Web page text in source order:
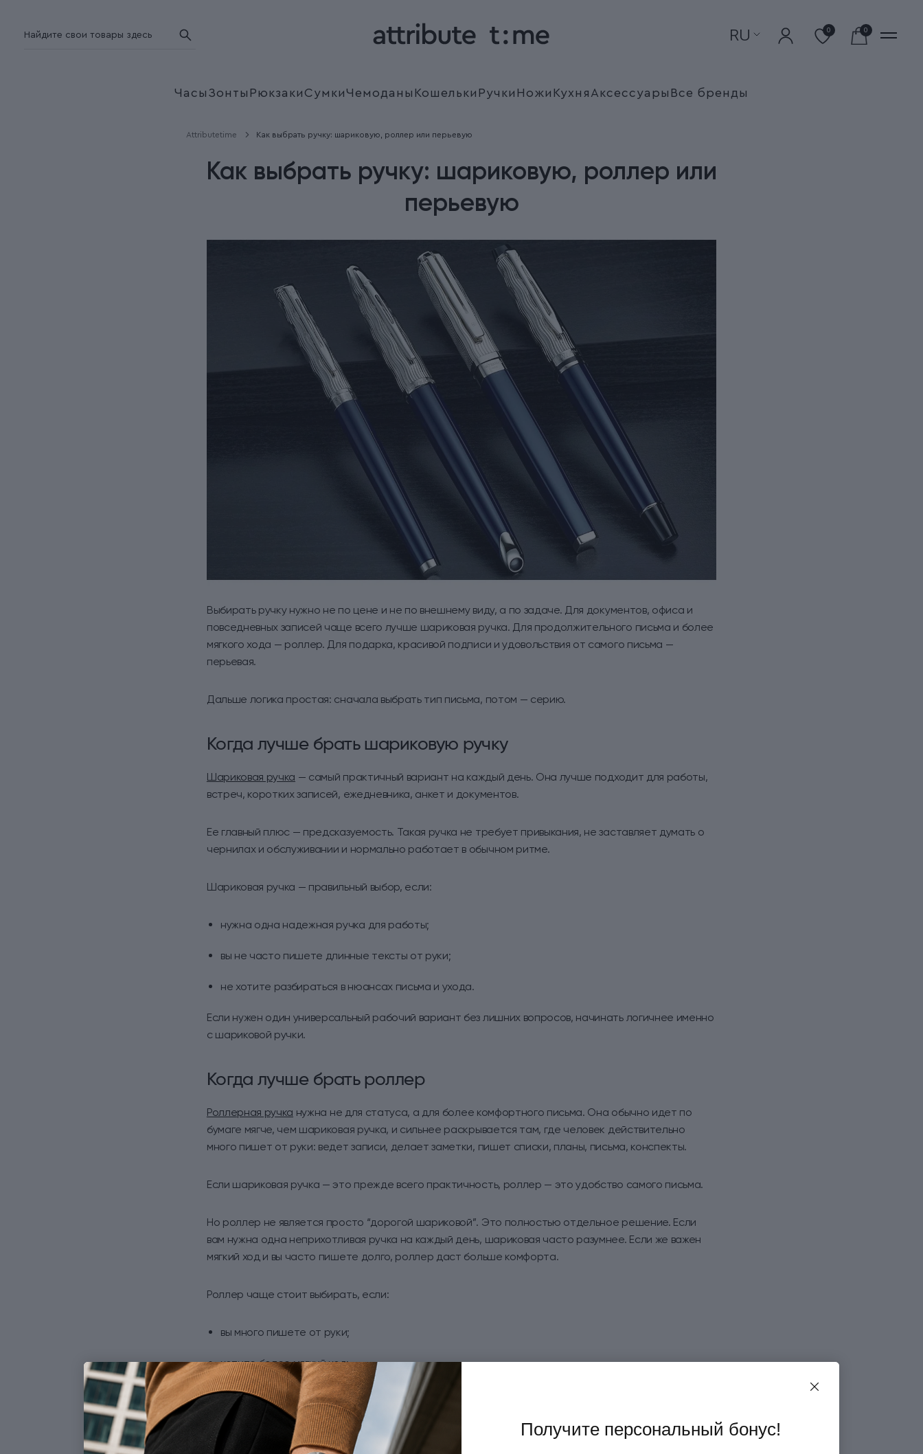
RU 0 0
Часы Зонты Рюкзаки СумкиЧемоданы Кошельки Ручки Ножи Кухня Аксессуары Все бренды
Attributetime Как выбрать ручку: шариковую, роллер или перьевую
Как выбрать ручку: шариковую, роллер или
перьевую
Выбирать ручку нужно не по цене и не по внешнему виду, а по задаче. Для документов, офиса и
повседневных записей чаще всего лучше шариковая ручка. Для продолжительного письма и более
мягкого хода — роллер. Для подарка, красивой подписи и удовольствия от самого письма —
перьевая.
Дальше логика простая: сначала выбрать тип письма, потом — серию.
Когда лучше брать шариковую ручку
Шариковая ручка — самый практичный вариант на каждый день. Она лучше подходит для работы,
встреч, коротких записей, ежедневника, анкет и документов.
Ее главный плюс — предсказуемость. Такая ручка не требует привыкания, не заставляет думать о
чернилах и обслуживании и нормально работает в обычном ритме.
Шариковая ручка — правильный выбор, если:
нужна одна надежная ручка для работы;
вы не часто пишете длинные тексты от руки;
не хотите разбираться в нюансах письма и ухода.
Если нужен один универсальный рабочий вариант без лишних вопросов, начинать логичнее именно
с шариковой ручки.
Когда лучше брать роллер
Роллерная ручка нужна не для статуса, а для более комфортного письма. Она обычно идет по
бумаге мягче, чем шариковая ручка, и сильнее раскрывается там, где человек действительно
много пишет от руки: ведет записи, делает заметки, пишет списки, планы, письма, конспекты.
Если шариковая ручка — это прежде всего практичность, роллер — это удобство самого письма.
Но роллер не является просто “дорогой шариковой”. Это полностью отдельное решение. Если
вам нужна одна неприхотливая ручка на каждый день, шариковая часто разумнее. Если же важен
мягкий ход и вы часто пишете долго, роллер даст больше комфорта.
Роллер чаще стоит выбирать, если:
вы много пишете от руки;
хотите более мягкий ход;
ищете ручку приятнее в письме, чем обычная повседневная шариковая.
Когда стоит брать перьевую ручку Получите персональный бонус!